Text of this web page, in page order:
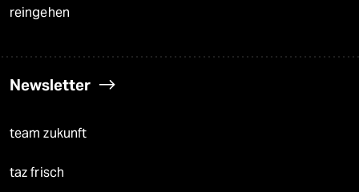
reingehen
Newsletter
team zukunft
taz frisch